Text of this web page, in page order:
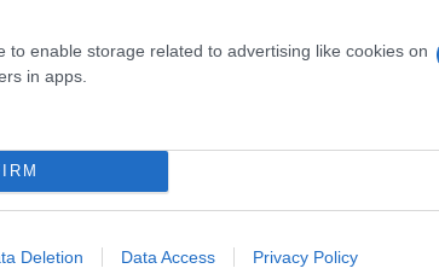
to enable storage related to advertising like cookies on
in apps.
Deletion Data Access Privacy Policy